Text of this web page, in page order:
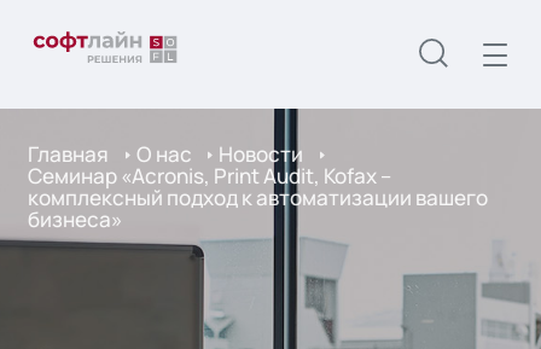
Главная О нас Новости
Семинар «Acronis, Print Audit, Kofax –
комплексный подход к автоматизации вашего
бизнеса»